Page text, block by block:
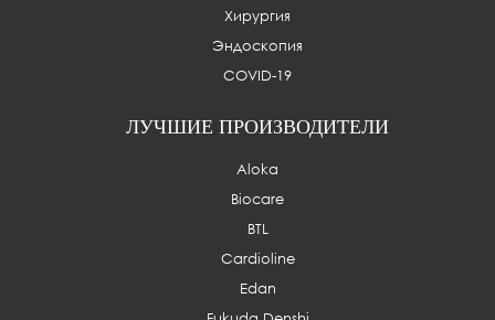
Хирургия
Эндоскопия
COVID-19
ЛУЧШИЕ ПРОИЗВОДИТЕЛИ
Aloka
Biocare
BTL
Cardioline
Edan